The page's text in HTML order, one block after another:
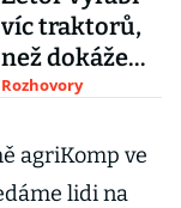
víc traktorů,
než dokáže
prodat. V
nepomohla
ani Zemanova
Rozhovory
agriKomp ve
lidi na